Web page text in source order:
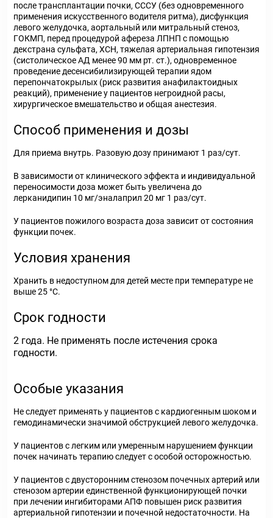
после трансплантации почки, СССУ (без одновременного
применения искусственного водителя ритма), дисфункция
левого желудочка, аортальный или митральный стеноз,
ГОКМП, перед процедурой афереза ЛПНП с помощью
декстрана сульфата, ХСН, тяжелая артериальная гипотензия
(систолическое АД менее 90 мм рт. ст.), одновременное
проведение десенсибилизирующей терапии ядом
перепончатокрылых (риск развития анафилактоидных
реакций), применение у пациентов негроидной расы,
хирургическое вмешательство и общая анестезия.
Способ применения и дозы
Для приема внутрь. Разовую дозу принимают 1 раз/сут.
В зависимости от клинического эффекта и индивидуальной
переносимости доза может быть увеличена до
лерканидипин 10 мг/эналаприл 20 мг 1 раз/сут.
У пациентов пожилого возраста доза зависит от состояния
функции почек.
Условия хранения
Хранить в недоступном для детей месте при температуре не
выше 25 °С.
Срок годности
2 года. Не применять после истечения срока
годности.
Особые указания
Не следует применять у пациентов с кардиогенным шоком и
гемодинамически значимой обструкцией левого желудочка.
У пациентов с легким или умеренным нарушением функции
почек начинать терапию следует с особой осторожностью.
У пациентов с двусторонним стенозом почечных артерий или
стенозом артерии единственной функционирующей почки
при лечении ингибиторами АПФ повышен риск развития
артериальной гипотензии и почечной недостаточности. На